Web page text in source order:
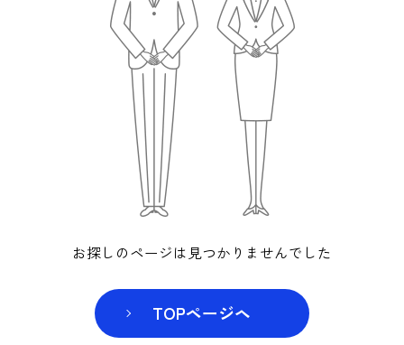
お探しのページは見つかりませんでした
TOPページヘ